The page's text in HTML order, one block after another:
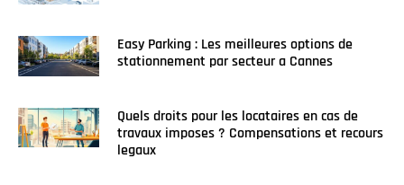
Easy Parking : Les meilleures options de
stationnement par secteur a Cannes
Quels droits pour les locataires en cas de
travaux imposes ? Compensations et recours
legaux